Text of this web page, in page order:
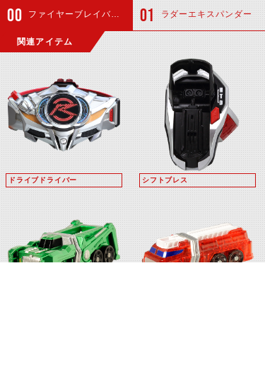
■キック力：14.8t
■ジャンプ力：16.6m(ひと跳び)
■走力：10.6秒(100m)
■必殺技：レスキューダウン
ファイヤーブレイバータイヤ ラダーエキスパンダー
関連アイテム
ドライブドライバー シフトブレス